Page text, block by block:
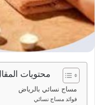
محتويات
مساج نسائي بالرياض
فوائد مساج نسائي